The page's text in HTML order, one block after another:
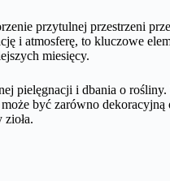
przytulnej przestrzeni
i atmosferę, to kluczowe
miesięcy.
pielęgnacji i dbania o
być zarówno